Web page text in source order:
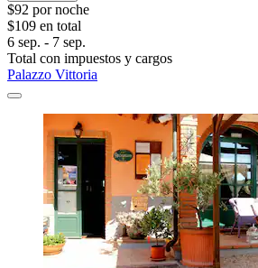
$92 por noche
$109 en total
6 sep. - 7 sep.
Total con impuestos y cargos
Palazzo Vittoria